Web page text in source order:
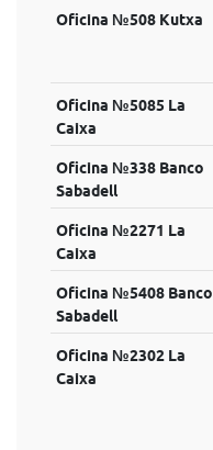
Oficina №508 Kutxa
Oficina №5085 La
Caixa
Oficina №338 Banco
Sabadell
Oficina №2271 La
Caixa
Oficina №5408 Banco
Sabadell
Oficina №2302 La
Caixa